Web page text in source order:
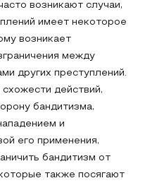
возникают случаи,
имеет некоторое
возникает
между
других преступлений.
действий,
бандитизма,
и
его применения,
бандитизм от
также посягают